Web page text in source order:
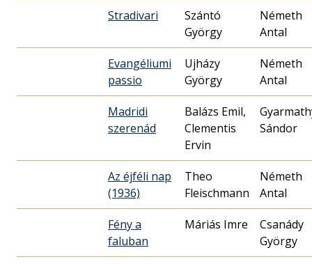
Stradivari
Szántó
György
Németh
Antal
Evangéliumi
passio
Ujházy
György
Németh
Antal
Madridi
szerenád
Balázs Emil,
Clementis
Ervin
Sándor
Az éjféli nap
(1936)
Theo
Fleischmann
Németh
Antal
Fény a
faluban
Máriás Imre
Csanády
György